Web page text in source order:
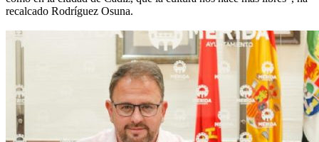
recalcado Rodríguez Osuna.